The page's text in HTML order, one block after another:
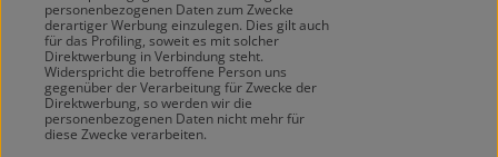
personenbezogenen Daten zum Zwecke
derartiger Werbung einzulegen. Dies gilt auch
für das Profiling, soweit es mit solcher
Direktwerbung in Verbindung steht.
Widerspricht die betroffene Person uns
gegenüber der Verarbeitung für Zwecke der
Direktwerbung, so werden wir die
personenbezogenen Daten nicht mehr für
diese Zwecke verarbeiten.